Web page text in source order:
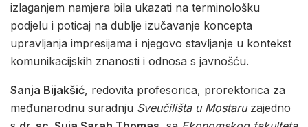
izlaganjem namjera bila ukazati na terminološku
podjelu i poticaj na dublje izučavanje koncepta
upravljanja impresijama i njegovo stavljanje u kontekst
komunikacijskih znanosti i odnosa s javnošću.
Sanja Bijakšić, redovita profesorica, prorektorica za
međunarodnu suradnju Sveučilišta u Mostaruzajedno